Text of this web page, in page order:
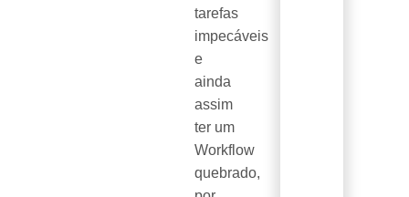
tarefas
impecáveis
e
ainda
assim
ter um
Workflow
quebrado,